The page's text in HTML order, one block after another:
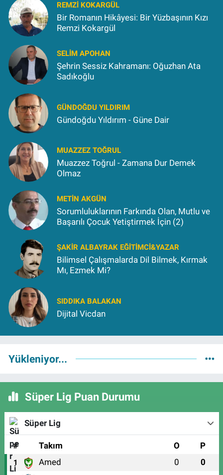
REMZI KOKARGÜL
Bir Romanın Hikâyesi: Bir Yüzbaşının Kızı
Remzi Kokargül
SELIM APOHAN
Şehrin Sessiz Kahramanı: Oğuzhan Ata
Sadıkoğlu
GÜNDOĞDU YILDIRIM
Gündoğdu Yıldırım - Güne Dair
MUAZZEZ TOĞRUL
Muazzez Toğrul - Zamana Dur Demek
Olmaz
METIN AKGÜN
Sorumluluklarının Farkında Olan, Mutlu ve
Başarılı Çocuk Yetiştirmek İçin (2)
ŞAKIR ALBAYRAK EĞITIMCI&YAZAR
Bilimsel Çalışmalarda Dil Bilmek, Kırmak
Mı, Ezmek Mi?
SIDDIKA BALAKAN
Dijital Vicdan
Yükleniyor...
Süper Lig Puan Durumu
Süper Lig
# Takım O P
1 Amed 0
0